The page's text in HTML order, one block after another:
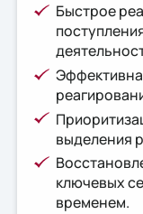
Быстрое
выделения
ключевых
временем.